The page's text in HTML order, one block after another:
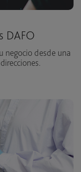
DAFO
negocio desde una